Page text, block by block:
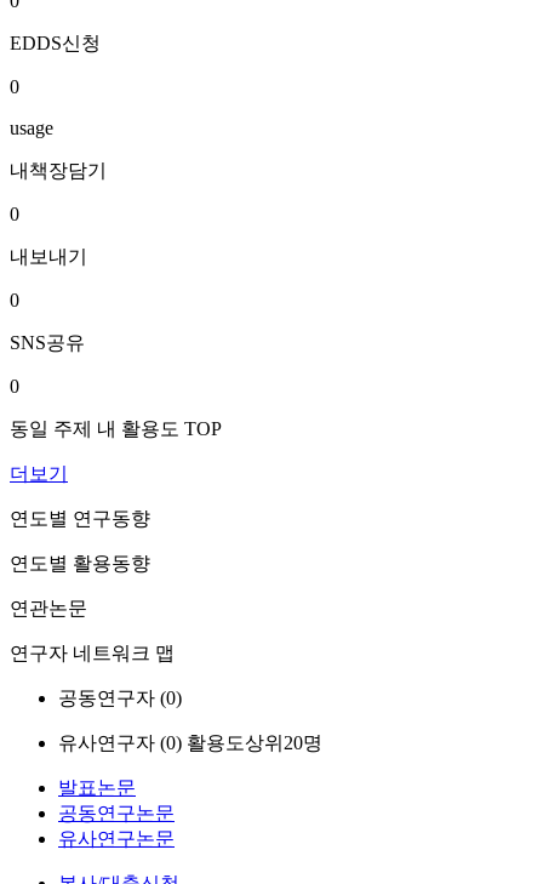
EDDS신청
0
usage
내책장담기
0
내보내기
0
SNS공유
0
동일 주제 내 활용도 TOP
더보기
연도별 연구동향
연도별 활용동향
연관논문
연구자 네트워크 맵
공동연구자 (0)
유사연구자 (0) 활용도상위20명
발표논문
공동연구논문
유사연구논문